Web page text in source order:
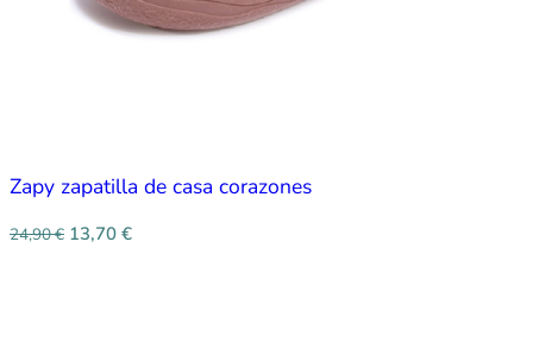
Zapy zapatilla de casa corazones
24,90€ 13,70 €